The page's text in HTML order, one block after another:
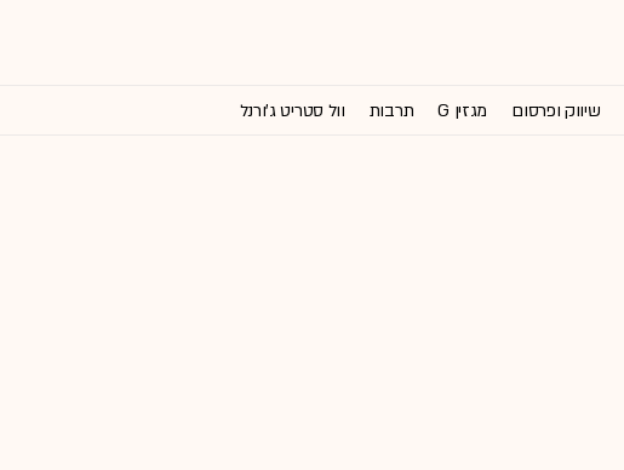
שיווק ופרסום מגזין G תרבות וול סטריט ג'ורנל